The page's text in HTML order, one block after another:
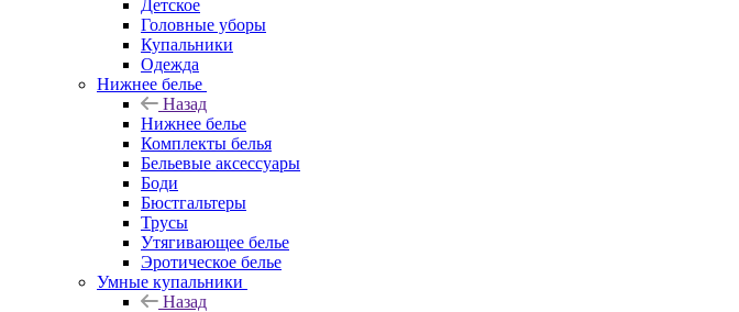
Детское
Головные уборы
Купальники
Одежда
Нижнее белье
Назад
Нижнее белье
Комплекты белья
Бельевые аксессуары
Боди
Бюстгальтеры
Трусы
Утягивающее белье
Эротическое белье
Умные купальники
Назад